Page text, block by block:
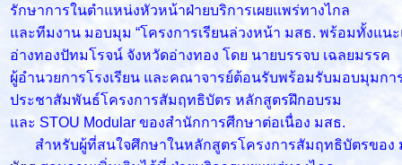
รักษาการในตำแหน่งหัวหน้าฝ่ายบริการเผยแพร่ทางไกล
และทีมงาน มอบมุม “โครงการเรียนล่วงหน้า มสธ. พร้อมทั้งแน
อ่างทองปัทมโรจน์ จังหวัดอ่างทอง โดย นายบรรจบ เฉลยมรรค
ผู้อำนวยการโรงเรียน และคณาจารย์ต้อนรับพร้อมรับมอบมุมก
ประชาสัมพันธ์โครงการสัมฤทธิบัตร หลักสูตรฝึกอบรม
และ STOU Modular ของสำนักการศีกษาต่อเนื่อง มสธ.
สำหรับผู้ที่สนใจศึกษาในหลักสูตรโครงการสัมฤทธิบัตรของ ม